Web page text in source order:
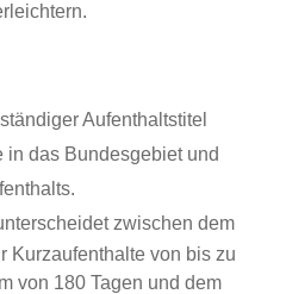
Aufenthaltstitel
in das Bundesgebiet und
zwischen dem
Kurzaufenthalte von bis zu
von 180 Tagen und dem